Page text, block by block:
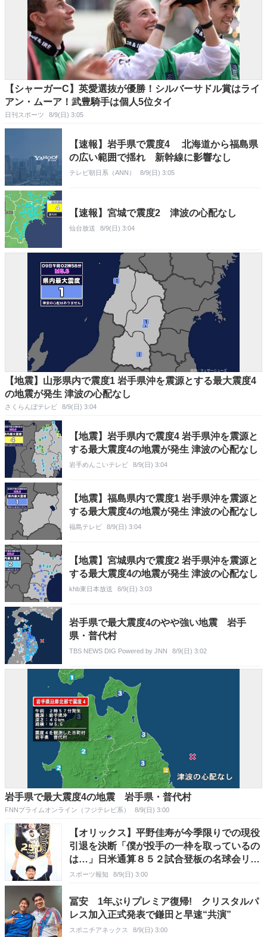
【シャーガーC】英愛選抜が優勝！シルバーサドル賞はライ
アン・ムーア！武豊騎手は個人5位タイ
日刊スポーツ 8/9(日) 3:05
【速報】岩手県で震度4 北海道から福島県
の広い範囲で揺れ 新幹線に影響なし
テレビ朝日系（ANN） 8/9(日) 3:05
【速報】宮城で震度2 津波の心配なし
仙台放送 8/9(日) 3:04
【地震】山形県内で震度1 岩手県沖を震源とする最大震度4
の地震が発生 津波の心配なし
さくらんぼテレビ 8/9(日) 3:04
【地震】岩手県内で震度4 岩手県沖を震源と
する最大震度4の地震が発生 津波の心配なし
岩手めんこいテレビ 8/9(日) 3:04
【地震】福島県内で震度1 岩手県沖を震源と
する最大震度4の地震が発生 津波の心配なし
福島テレビ 8/9(日) 3:04
【地震】宮城県内で震度2 岩手県沖を震源と
する最大震度4の地震が発生 津波の心配なし
khb東日本放送 8/9(日) 3:03
岩手県で最大震度4のやや強い地震 岩手
県・普代村
TBS NEWS DIG Powered by JNN 8/9(日) 3:02
岩手県で最大震度4の地震 岩手県・普代村
FNNプライムオンライン（フジテレビ系） 8/9(日) 3:00
【オリックス】平野佳寿が今季限りでの現役
引退を決断「僕が投手の一枠を取っているの
は…」日米通算８５２試合登板の名球会リリ
ーバーがプロ人生に幕 剛球と宝刀フォーク
スポーツ報知 8/9(日) 3:00
冨安 1年ぶりプレミア復帰! クリスタルパ
レス加入正式発表で鎌田と早速“共演”
スポニチアネックス 8/9(日) 3:00